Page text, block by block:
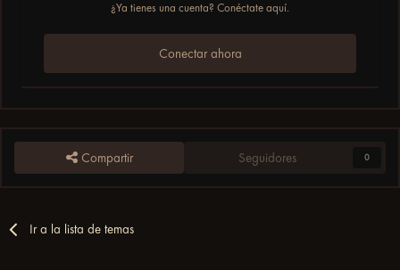
¿Ya tienes una cuenta? Conéctate aquí.
Conectar ahora
Compartir Seguidores 0
Ir a la lista de temas